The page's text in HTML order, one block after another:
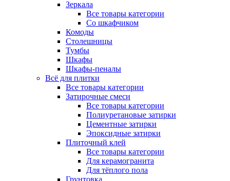
Зеркала
Все товары категории
Со шкафчиком
Комоды
Столешницы
Тумбы
Шкафы
Шкафы-пеналы
Всё для плитки
Все товары категории
Затирочные смеси
Все товары категории
Полиуретановые затирки
Цементные затирки
Эпоксидные затирки
Плиточный клей
Все товары категории
Для керамогранита
Для тёплого пола
Грунтовка